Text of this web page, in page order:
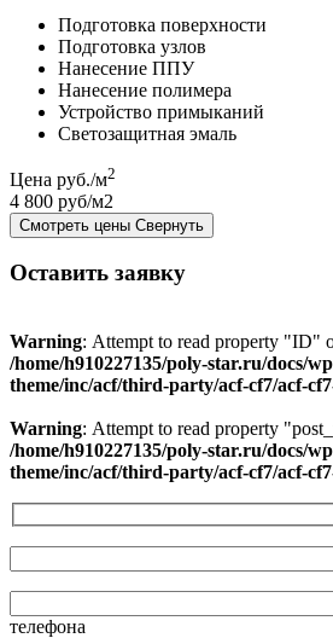
Подготовка поверхности
Подготовка узлов
Нанесение ППУ
Нанесение полимера
Устройство примыканий
Светозащитная эмаль
Цена руб./м2
4 800 руб/м2
Смотреть цены Свернуть
Оставить заявку
Warning : Attempt to read property "ID"
/home/h910227135/poly-star.ru/docs/
theme/inc/acf/third-party/acf-cf7/acf-
Warning : Attempt to read property
/home/h910227135/poly-star.ru/docs/
theme/inc/acf/third-party/acf-cf7/acf-
телефона